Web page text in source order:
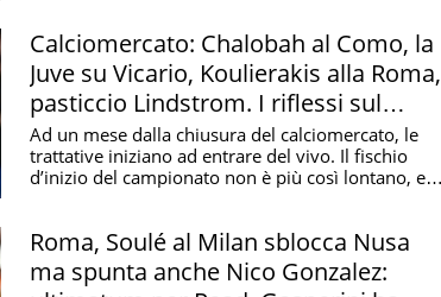
vi era Italo Foschi, segretario della sezione romana
della Fortitudo e membro del CONI, e da Ulisse
del Partito Fascista.
coppa europea
storia giallorossa si potrebbero citare la Roma del
84 dopo aver vinto lo scudetto l'anno
riportò il tricolore nella capitale dopo 18 anni,
Calciomercato: Chalobah al Como, la
Juve su Vicario, Koulierakis alla Roma,
pasticcio Lindstrom. I riflessi sul
tabellone
Ad un mese dalla chiusura del calciomercato, le
trattative iniziano ad entrare del vivo. Il fischio
d’inizio del campionato non è più così lontano, ed
Roma, Soulé al Milan sblocca Nusa
ma spunta anche Nico Gonzalez: